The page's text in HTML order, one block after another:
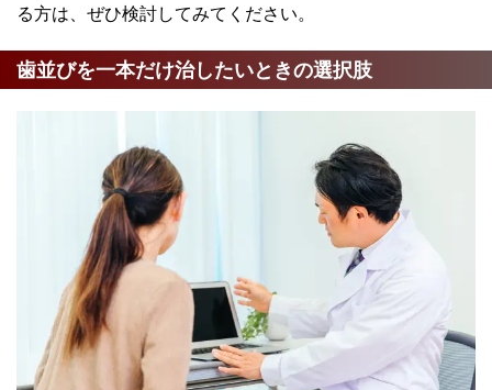
る方は、ぜひ検討してみてください。
歯並びを一本だけ治したいときの選択肢